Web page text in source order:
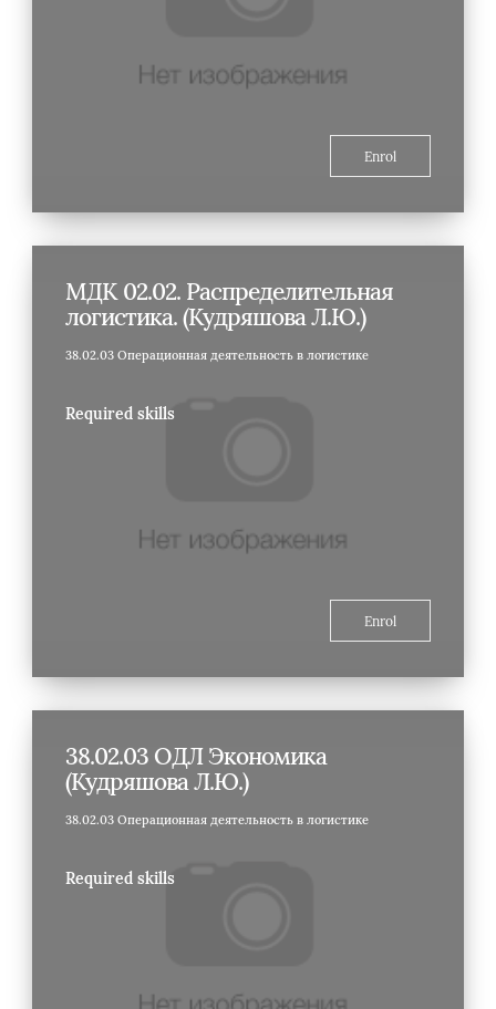
Enrol
МДК 02.02. Распределительная
логистика. (Кудряшова Л.Ю.)
38.02.03 Операционная деятельность в логистике
Required skills
Enrol
38.02.03 ОДЛ Экономика
(Кудряшова Л.Ю.)
38.02.03 Операционная деятельность в логистике
Required skills